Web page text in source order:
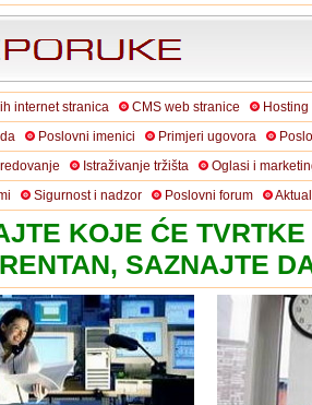
internet stranica CMS web stranice
Poslovni imenici Primjeri ugovora
Istraživanje tržišta
Oglasi i
Sigurnost i nadzor Poslovni forum
KOJE ĆE
SAZNAJTE